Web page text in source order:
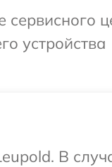
устройства
В